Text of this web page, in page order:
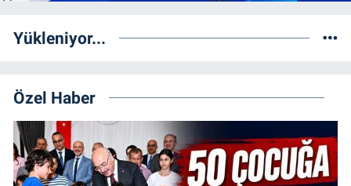
Yükleniyor...
Özel Haber